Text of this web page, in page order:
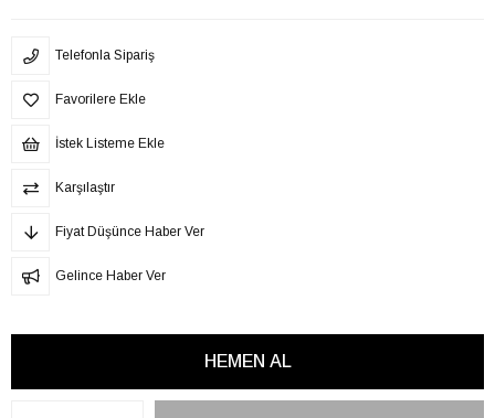
Telefonla Sipariş
Favorilere Ekle
İstek Listeme Ekle
Karşılaştır
Fiyat Düşünce Haber Ver
Gelince Haber Ver